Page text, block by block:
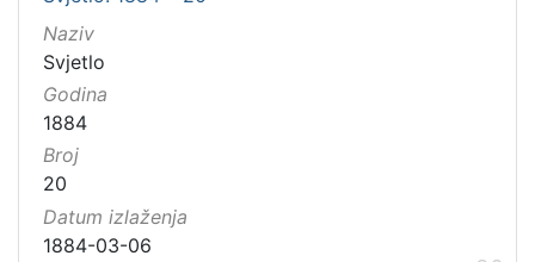
Naziv
Svjetlo
Godina
1884
Broj
20
Datum izlaženja
1884-03-06